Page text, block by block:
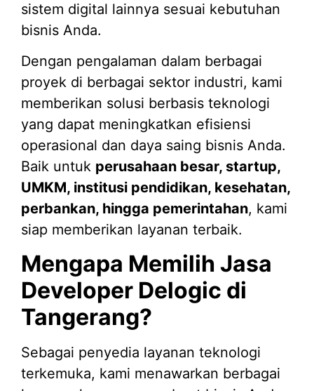
sistem digital lainnya sesuai kebutuhan
bisnis Anda.
Dengan pengalaman dalam berbagai
proyek di berbagai sektor industri, kami
memberikan solusi berbasis teknologi
yang dapat meningkatkan efisiensi
operasional dan daya saing bisnis Anda.
Baik untuk perusahaan besar, startup,
UMKM, institusi pendidikan, kesehatan,
perbankan, hingga pemerintahan, kami
siap memberikan layanan terbaik.
Mengapa Memilih Jasa
Developer Delogic di
Tangerang?
Sebagai penyedia layanan teknologi
terkemuka, kami menawarkan berbagai